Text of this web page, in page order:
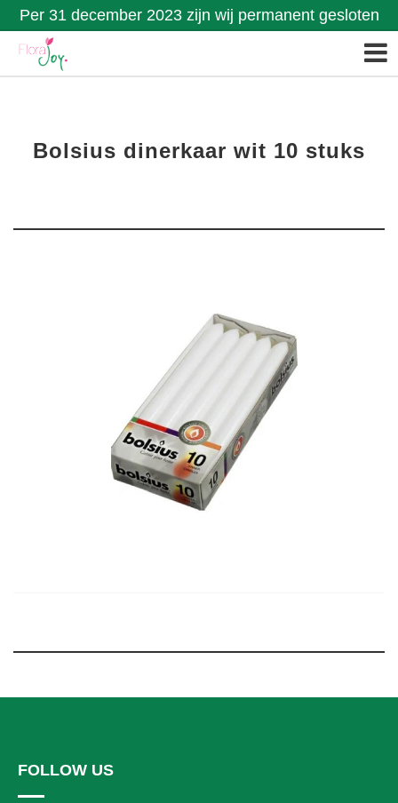
Per 31 december 2023 zijn wij permanent gesloten
Bolsius dinerkaar wit 10 stuks
FOLLOW US